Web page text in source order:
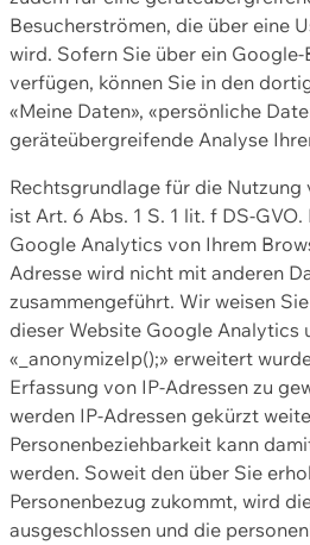
Besucherströmen, die über eine
wird. Sofern Sie über ein
verfügen, können Sie in den
«Meine Daten», «persönliche
geräteübergreifende Analyse
Rechtsgrundlage für die
ist Art. 6 Abs. 1 S. 1 lit. f DS-
Google Analytics von Ihrem
Adresse wird nicht mit anderen
zusammengeführt. Wir weisen
dieser Website Google Analytics
«_anonymizeIp();» erweitert
Erfassung von IP-Adressen zu
werden IP-Adressen gekürzt
Personenbeziehbarkeit kann
werden. Soweit den über Sie
Personenbezug zukommt, wird
ausgeschlossen und die